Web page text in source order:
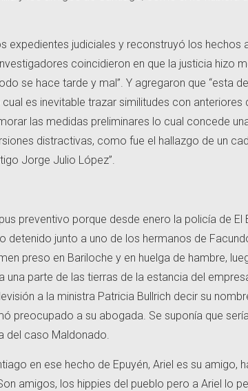
expedientes judiciales y reconstruyó los hechos
coincidieron en que la justicia hizo
se hace tarde y mal”. Y agregaron que “esta
es inevitable trazar similitudes con anteriores
las medidas preliminares lo cual concede
distractivas, como fue el hallazgo de un
Jorge Julio López”.
preventivo porque desde enero la policía de El
detenido junto a uno de los hermanos de
preso en Bariloche y en huelga de hambre,
una parte de las tierras de la estancia del
a la ministra Patricia Bullrich decir su
preocupado a su abogada. Se suponía que
del caso Maldonado.
en ese hecho de Epuyén, Ariel es su amigo,
amigos, los hippies del pueblo pero a Ariel lo